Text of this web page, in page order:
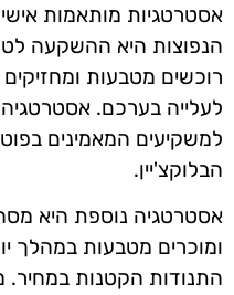
אסטרטגיות מותאמות
הנפוצות היא ההשקעה
רוכשים מטבעות
לעלייה בערכם.
למשקיעים המאמינים
הבלוקצ'יין.
אסטרטגיה נוספת היא
ומוכרים מטבעות במהלך
התנודות הקטנות במחיר.